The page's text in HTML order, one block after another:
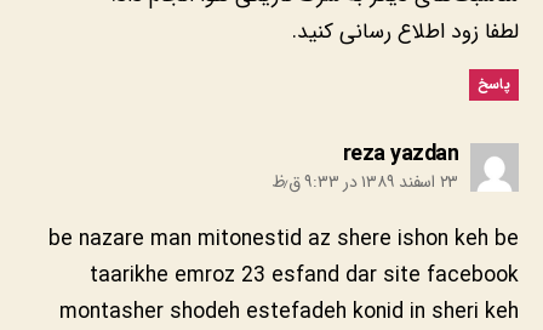
لطفا زود اطلاع رسانی کنید.
پاسخ
reza yazdan
۲۳ اسفند ۱۳۸۹ در ۹:۳۳ ق٫ظ
be nazare man mitonestid az shere ishon keh be
taarikhe emroz 23 esfand dar site facebook
montasher shodeh estefadeh konid in sheri keh